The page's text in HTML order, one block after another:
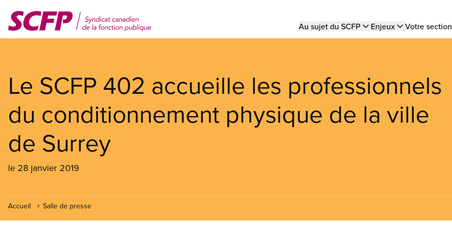
contenu
Main
Au sujet du SCFP Enjeux Votre
Le SCFP 402 accueille les professionnels
du conditionnement physique de la ville
de Surrey
le 28 janvier 2019
Accueil Salle de presse